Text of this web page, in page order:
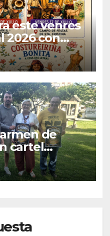
este venres
2026 con
e
de
cartel
colaboración